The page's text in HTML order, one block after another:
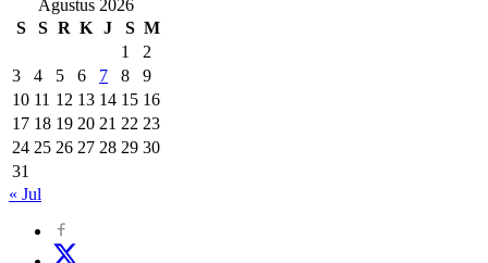
Agustus 2026
S
S R K J S M
1
2
3
4 5 6 7 8
9
10 11 12 13 14 15 16
17 18 19 20 21 22 23
24 25 26 27 28 29 30
31
« Jul